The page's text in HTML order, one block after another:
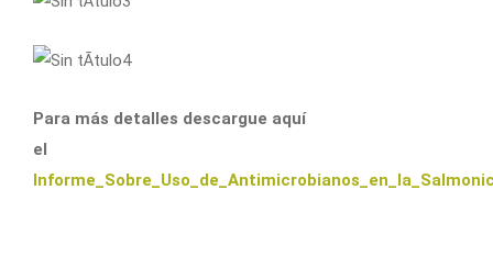
Para más detalles descargue aquí
el